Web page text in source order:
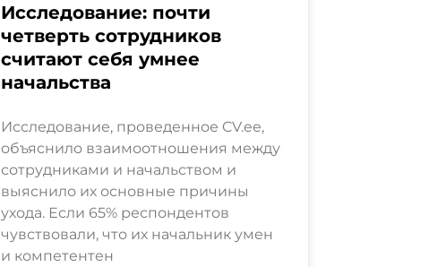
Исследование: почти
четверть сотрудников
считают себя умнее
начальства
Исследование, проведенное CV.ee,
объяснило взаимоотношения между
сотрудниками и начальством и
выяснило их основные причины
ухода. Если 65% респондентов
чувствовали, что их начальник умен
и компетентен